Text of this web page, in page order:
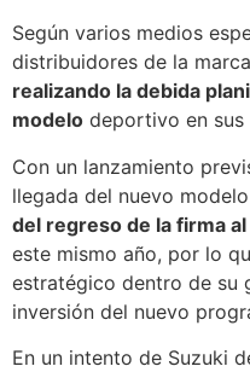
Según varios medios
distribuidores de la
realizando la debida
modelo deportivo en sus
Con un lanzamiento
llegada del nuevo modelo
del regreso de la firma
este mismo año, por lo
estratégico dentro de su
inversión del nuevo
En un intento de Suzuki